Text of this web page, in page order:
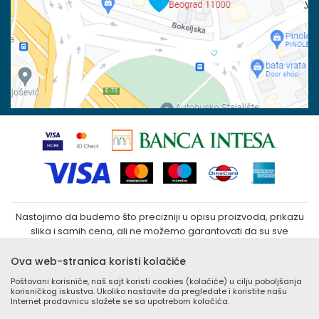
Matični broj:
07790937
Povraćaj sredstava
Zamena veličine i zamena artikla za drugi
Kako kupiti
Nastojimo da budemo što precizniji u opisu proizvoda, prikazu
slika i samih cena, ali ne možemo garantovati da su sve
su deo naše ponude i ne podrazumeva da su dostupni u
besplatnim pozivom Call Centra na +381 (0) 11 405 9007 / +381
(0) 11 405 9008
Ova web-stranica koristi kolačiće
Poštovani korisniče, naš sajt koristi cookies (kolačiće) u cilju poboljšanja
korisničkog iskustva. Ukoliko nastavite da pregledate i koristite našu
Internet prodavnicu slažete se sa upotrebom kolačića.